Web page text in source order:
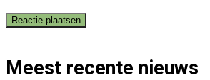
Meest recente nieuws